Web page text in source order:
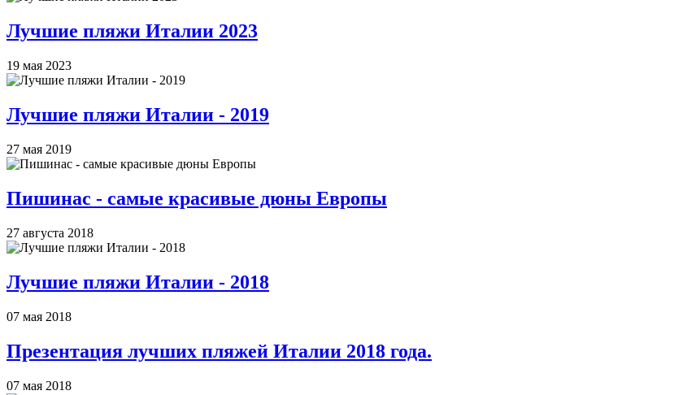
Лучшие пляжи Италии 2023
19 мая 2023
Лучшие пляжи Италии - 2019
27 мая 2019
Пишинас - самые красивые дюны Европы
27 августа 2018
Лучшие пляжи Италии - 2018
07 мая 2018
Презентация лучших пляжей Италии 2018 года.
07 мая 2018